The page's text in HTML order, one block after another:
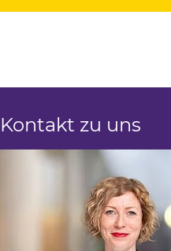
Kontakt zu uns